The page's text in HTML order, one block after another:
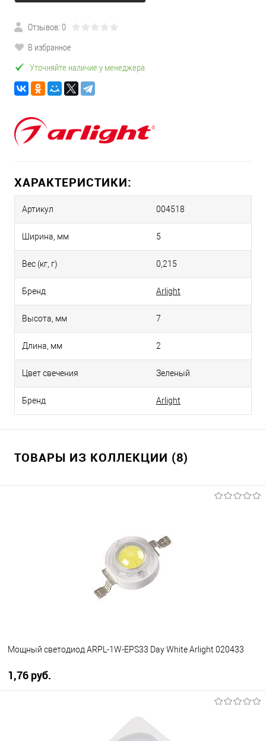
Отзывов: 0
В избранное
Уточняйте наличие у менеджера
ХАРАКТЕРИСТИКИ:
Артикул 004518
Ширина, мм 5
Вес (кг, г) 0,215
Бренд Arlight
Высота, мм 7
Длина, мм 2
Цвет свечения Зеленый
Бренд Arlight
ТОВАРЫ ИЗ КОЛЛЕКЦИИ (8)
Мощный светодиод ARPL-1W-EPS33 Day White Arlight 020433
1,76 pуб.